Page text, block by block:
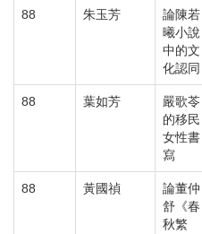
88 朱玉芳
論陳若
曦小說
中的文
化認同
88 葉如芳
嚴歌苓
的移民
女性書
寫
88 黃國禎
論董仲
舒《春
秋繁